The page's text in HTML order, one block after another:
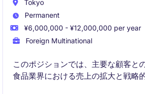
Tokyo
Permanent
¥6,000,000 - ¥12,000,000 per year
Foreign Multinational
このポジションでは、主要な顧客と
食品業界における売上の拡大と戦略